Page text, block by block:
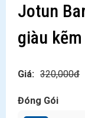
Jotun
giàu
Giá: 320,000đ
Đóng Gói